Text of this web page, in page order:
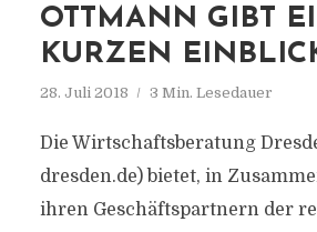
OTTMANN GIBT
KURZEN
28. Juli 2018 3 Min. Lesedauer
Die Wirtschaftsberatung
dresden.de) bietet, in
ihren Geschäftspartnern der